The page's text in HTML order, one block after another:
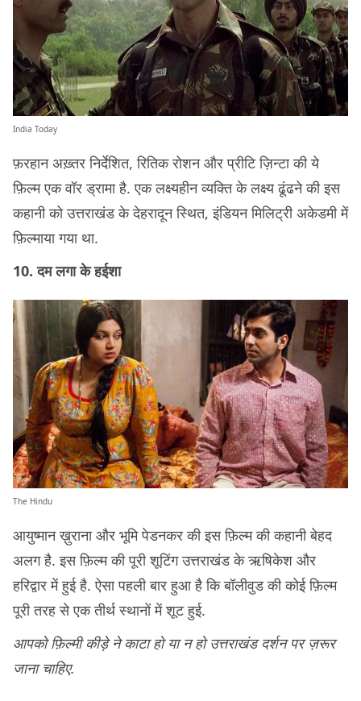
India Today
फ़रहान अख़्तर निर्देशित, रितिक रोशन और प्रीटि ज़िन्टा की ये
फ़िल्म एक वॉर ड्रामा है. एक लक्ष्यहीन व्यक्ति के लक्ष्य ढूंढने की इस
कहानी को उत्तराखंड के देहरादून स्थित, इंडियन मिलिट्री अकेडमी में
फ़िल्माया गया था.
10. दम लगा के हईशा
The Hindu
आयुष्मान ख़ुराना और भूमि पेडनकर की इस फ़िल्म की कहानी बेहद
अलग है. इस फ़िल्म की पूरी शूटिंग उत्तराखंड के ऋषिकेश और
हरिद्वार में हुई है. ऐसा पहली बार हुआ है कि बॉलीवुड की कोई फ़िल्म
पूरी तरह से एक तीर्थ स्थानों में शूट हुई.
आपको फ़िल्मी कीड़े ने काटा हो या न हो उत्तराखंड दर्शन पर ज़रूर
जाना चाहिए.